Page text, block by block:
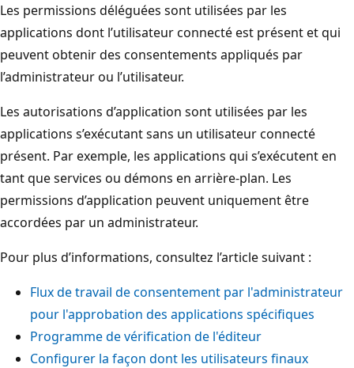
Les permissions déléguées sont utilisées par les
applications dont l’utilisateur connecté est présent et qui
peuvent obtenir des consentements appliqués par
l’administrateur ou l’utilisateur.
Les autorisations d’application sont utilisées par les
applications s’exécutant sans un utilisateur connecté
présent. Par exemple, les applications qui s’exécutent en
tant que services ou démons en arrière-plan. Les
permissions d’application peuvent uniquement être
accordées par un administrateur.
Pour plus d’informations, consultez l’article suivant :
Flux de travail de consentement par l'administrateur
pour l'approbation des applications spécifiques
Programme de vérification de l'éditeur
Configurer la façon dont les utilisateurs finaux